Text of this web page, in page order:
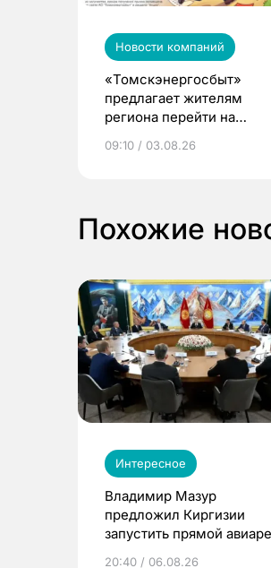
Новости компаний
«Томскэнергосбыт»
предлагает жителям
региона перейти на
выиграть призы
09:10 / 03.08.26
Похожие
Интересное
Владимир Мазур
предложил Киргизии
запустить прямой
20:40 / 06.08.26